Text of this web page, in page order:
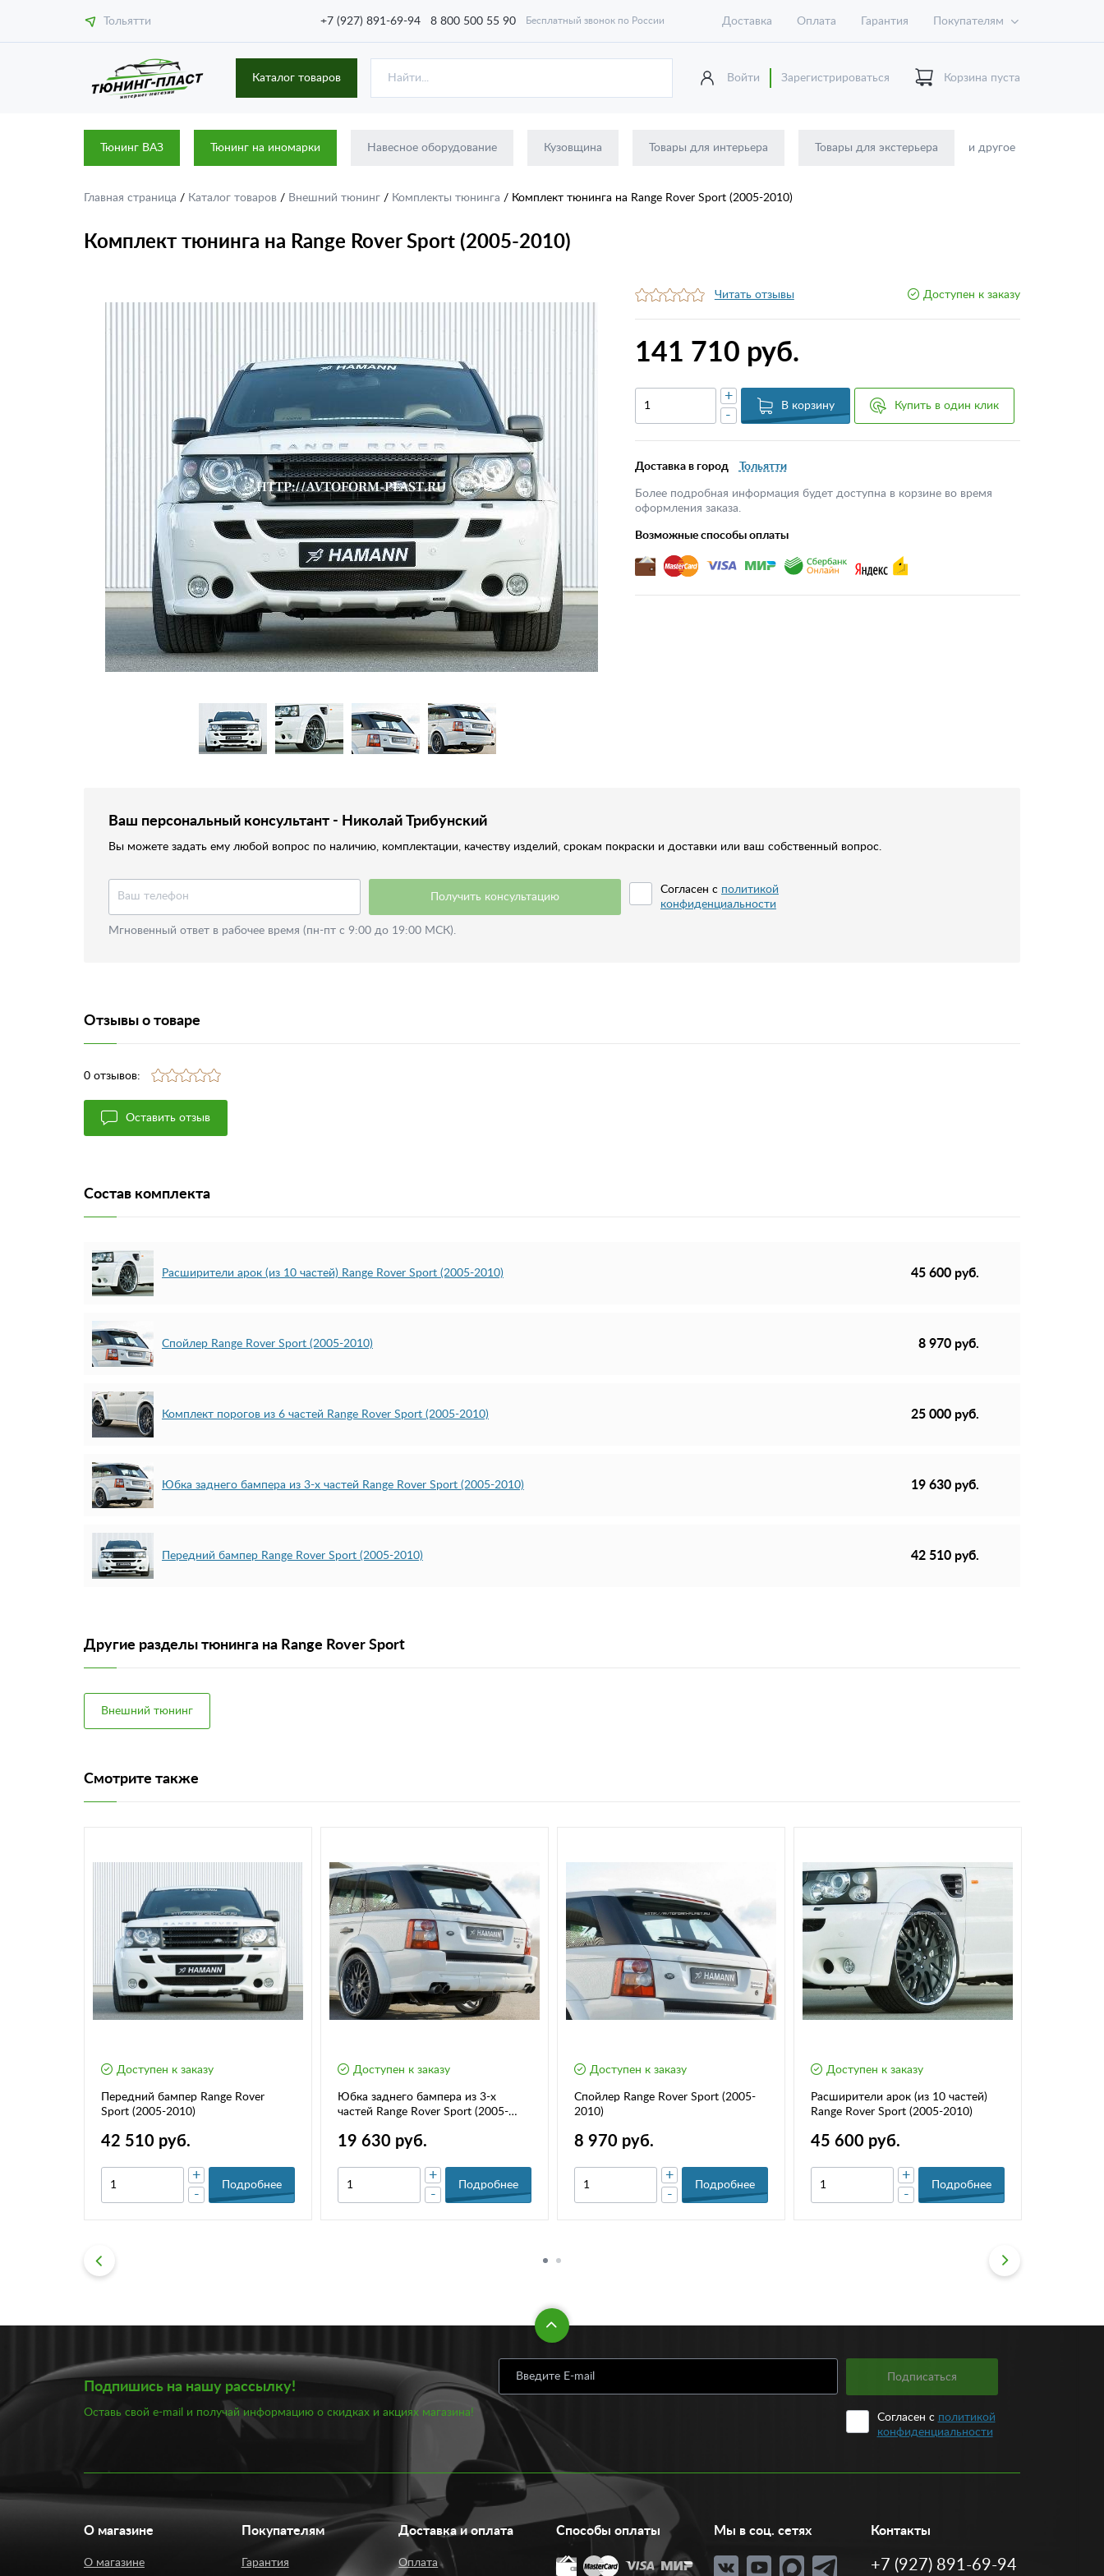
Тольятти +7 (927) 891-69-94 8 800 500 55 90 Бесплатный звонок по России Доставка Оплата Гарантия Покупателям
Каталог товаров Войти Зарегистрироваться Корзина пуста
Тюнинг ВАЗ Тюнинг на иномарки Навесное оборудование Кузовщина Товары для интерьера Товары для экстерьера и другое
Главная страница / Каталог товаров / Внешний тюнинг / Комплекты тюнинга / Комплект тюнинга на Range Rover Sport (2005-2010)
Комплект тюнинга на Range Rover Sport (2005-2010)
Читать отзывы Доступен к заказу
141 710 руб.
-
+
В корзину Купить в один клик
Доставка в город Тольятти
Более подробная информация будет доступна в корзине во время
оформления заказа.
Возможные способы оплаты
Ваш персональный консультант - Николай Трибунский
Вы можете задать ему любой вопрос по наличию, комплектации, качеству изделий, срокам покраски и доставки или ваш собственный вопрос.
Получить консультацию
Согласен с политикой
конфиденциальности
Мгновенный ответ в рабочее время (пн-пт с 9:00 до 19:00 МСК).
Отзывы о товаре
0 отзывов:
Оставить отзыв
Состав комплекта
Расширители арок (из 10 частей) Range Rover Sport (2005-2010) 45 600 руб.
Спойлер Range Rover Sport (2005-2010) 8 970 руб.
Комплект порогов из 6 частей Range Rover Sport (2005-2010) 25 000 руб.
Юбка заднего бампера из 3-х частей Range Rover Sport (2005-2010) 19 630 руб.
Передний бампер Range Rover Sport (2005-2010) 42 510 руб.
Другие разделы тюнинга на Range Rover Sport
Внешний тюнинг
Смотрите также
Доступен к заказу
Передний бампер Range Rover
Sport (2005-2010)
42 510 руб.
-
+
Подробнее
Доступен к заказу
Юбка заднего бампера из 3-х
частей Range Rover Sport (2005-
19 630 руб.
-
+
Подробнее
Доступен к заказу
Спойлер Range Rover Sport (2005-
2010)
8 970 руб.
-
+
Подробнее
Доступен к заказу
Расширители арок (из 10 частей)
Range Rover Sport (2005-2010)
45 600 руб.
-
+
Подробнее
Подпишись на нашу рассылку!
Оставь свой e-mail и получай информацию о скидках и акциях магазина!
Подписаться
Согласен с политикой
конфиденциальности
О магазине
О магазине
Покупателям
Гарантия
Доставка и оплата
Оплата
Способы оплаты Мы в соц. сетях Контакты
+7 (927) 891-69-94